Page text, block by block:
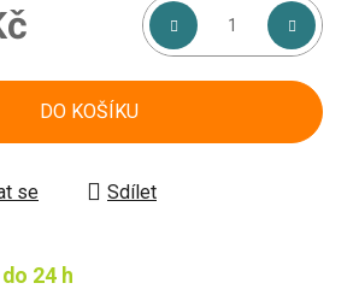
DO KOŠÍKU
se Sdílet
24 h